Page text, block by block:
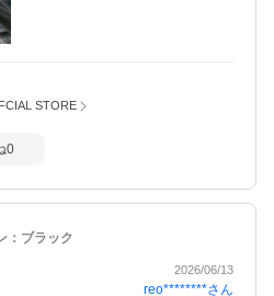
STORE
0
： ブラック
2026/06/13
reo********さん